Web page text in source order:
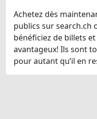
Achetez dès
publics sur search.ch
bénéficiez de billets
avantageux! Ils sont
pour autant qu’il en